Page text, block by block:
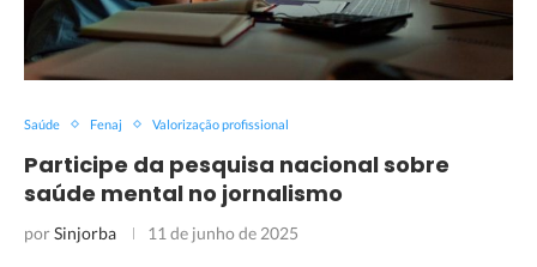
Saúde Fenaj Valorização profissional
Participe da pesquisa nacional sobre
saúde mental no jornalismo
porSinjorba 11 de junho de 2025